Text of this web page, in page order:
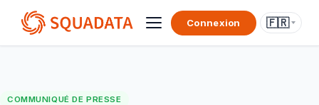
Connexion 🇫🇷
COMMUNIQUÉ DE PRESSE